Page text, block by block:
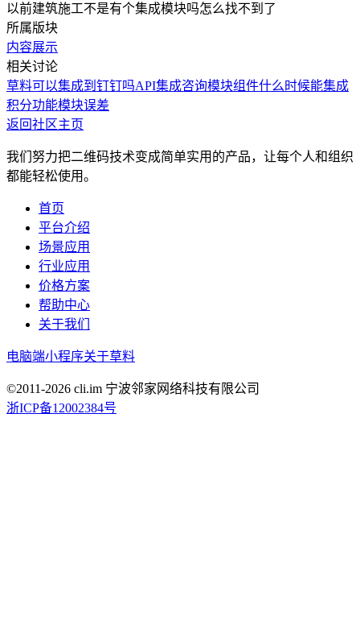
以前建筑施工不是有个集成模块吗怎么找不到了
所属版块
内容展示
相关讨论
草料可以集成到钉钉吗API集成咨询模块组件什么时候能集成
积分功能模块误差
返回社区主页
我们努力把二维码技术变成简单实用的产品，让每个人和组织
都能轻松使用。
首页
平台介绍
场景应用
行业应用
价格方案
帮助中心
关于我们
电脑端小程序关于草料
©2011-2026 cli.im 宁波邻家网络科技有限公司
浙ICP备12002384号